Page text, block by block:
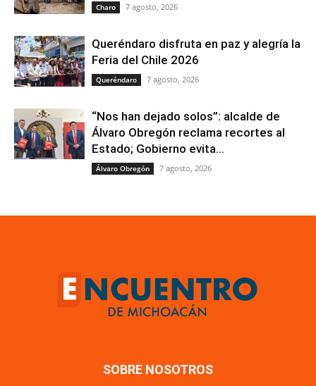
Charo 7 agosto, 2026
Queréndaro disfruta en paz y alegría la
Feria del Chile 2026
Queréndaro 7 agosto, 2026
“Nos han dejado solos”: alcalde de
Álvaro Obregón reclama recortes al
Estado; Gobierno evita...
Álvaro Obregón 7 agosto, 2026
SOBRE NOSOTROS